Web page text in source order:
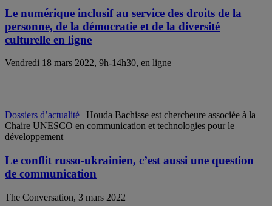
Le numérique inclusif au service des droits de la
personne, de la démocratie et de la diversité
culturelle en ligne
Vendredi 18 mars 2022, 9h-14h30, en ligne
Dossiers d’actualité | Houda Bachisse est chercheure associée à la
Chaire UNESCO en communication et technologies pour le
développement
Le conflit russo-ukrainien, c’est aussi une question
de communication
The Conversation, 3 mars 2022